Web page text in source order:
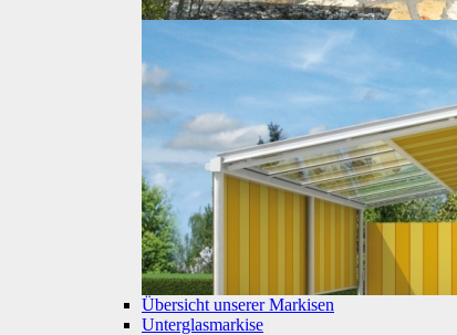
Übersicht unserer Markisen
Unterglasmarkise